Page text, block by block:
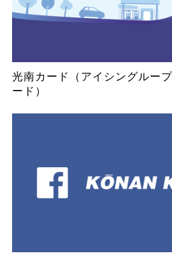
光南カード（アイシングルー
ード）